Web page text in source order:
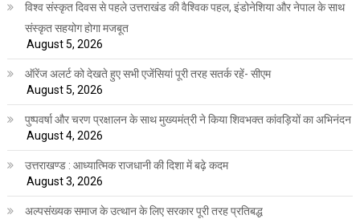
विश्व संस्कृत दिवस से पहले उत्तराखंड की वैश्विक पहल, इंडोनेशिया और नेपाल के साथ
संस्कृत सहयोग होगा मजबूत
August 5, 2026
ऑरेंज अलर्ट को देखते हुए सभी एजेंसियां पूरी तरह सतर्क रहें- सीएम
August 5, 2026
पुष्पवर्षा और चरण प्रक्षालन के साथ मुख्यमंत्री ने किया शिवभक्त कांवड़ियों का अभिनंदन
August 4, 2026
उत्तराखण्ड : आध्यात्मिक राजधानी की दिशा में बढ़े कदम
August 3, 2026
अल्पसंख्यक समाज के उत्थान के लिए सरकार पूरी तरह प्रतिबद्ध